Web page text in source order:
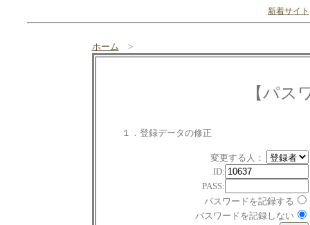
新着サイト
ホーム >
【パス
１．登録データの修正
変更する人：
ID:
PASS:
パスワードを記録する
パスワードを記録しない